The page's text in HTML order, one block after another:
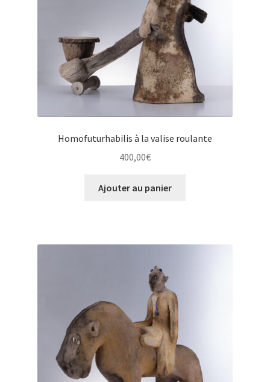
Homofuturhabilis à la valise roulante
400,00€
Ajouter au panier